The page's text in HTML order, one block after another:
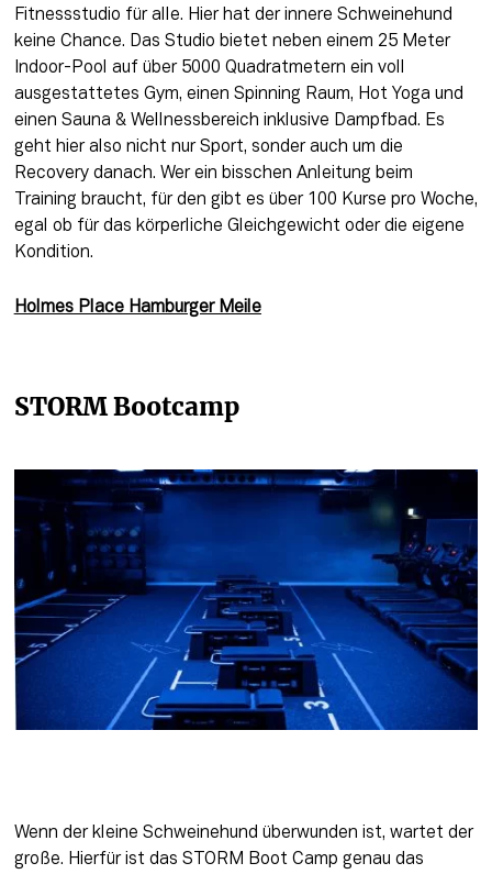
Fitnessstudio für alle. Hier hat der innere Schweinehund
keine Chance. Das Studio bietet neben einem 25 Meter
Indoor-Pool auf über 5000 Quadratmetern ein voll
ausgestattetes Gym, einen Spinning Raum, Hot Yoga und
einen Sauna & Wellnessbereich inklusive Dampfbad. Es
geht hier also nicht nur Sport, sonder auch um die
Recovery danach. Wer ein bisschen Anleitung beim
Training braucht, für den gibt es über 100 Kurse pro Woche,
egal ob für das körperliche Gleichgewicht oder die eigene
Kondition.
Holmes Place Hamburger Meile
STORM Bootcamp
Wenn der kleine Schweinehund überwunden ist, wartet der